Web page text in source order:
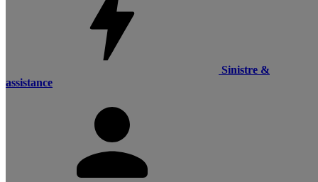
Sinistre &
assistance